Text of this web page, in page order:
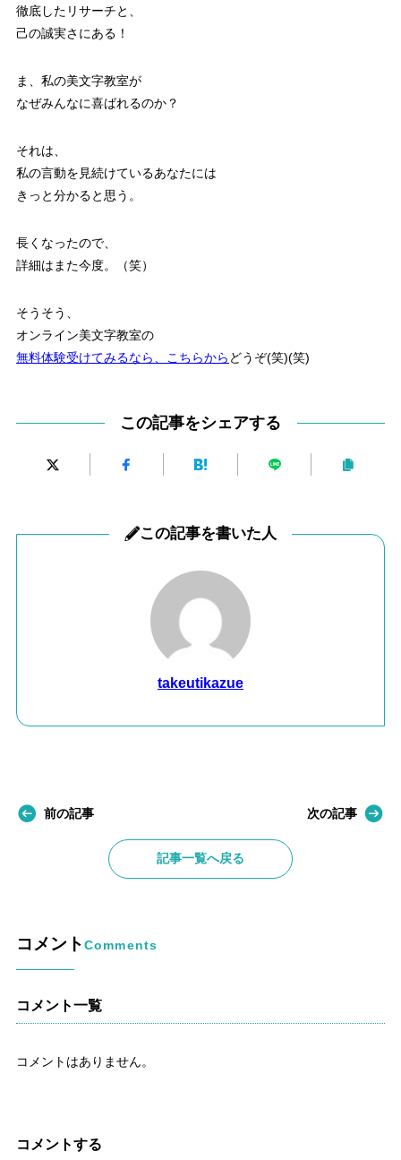
徹底したリサーチと、
己の誠実さにある！
ま、私の美文字教室が
なぜみんなに喜ばれるのか？
それは、
私の言動を見続けているあなたには
きっと分かると思う。
長くなったので、
詳細はまた今度。（笑）
そうそう、
オンライン美文字教室の
無料体験受けてみるなら、こちらから どうぞ(笑)(笑)
この記事をシェアする
この記事を書いた人
takeutikazue
前の記事
記事一覧へ戻る
次の記事
コメントComments
コメント一覧
コメントはありません。
コメントする